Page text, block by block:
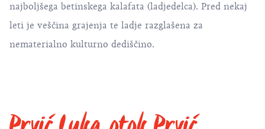
najboljšega betinskega kalafata (ladjedelca). Pred nekaj
leti je veščina grajenja te ladje razglašena za
nematerialno kulturno dediščino.